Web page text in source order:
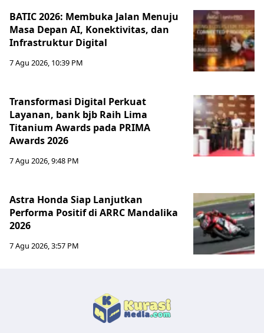
BATIC 2026: Membuka Jalan Menuju
Masa Depan AI, Konektivitas, dan
Infrastruktur Digital
7 Agu 2026, 10:39 PM
Transformasi Digital Perkuat
Layanan, bank bjb Raih Lima
Titanium Awards pada PRIMA
Awards 2026
7 Agu 2026, 9:48 PM
Astra Honda Siap Lanjutkan
Performa Positif di ARRC Mandalika
2026
7 Agu 2026, 3:57 PM